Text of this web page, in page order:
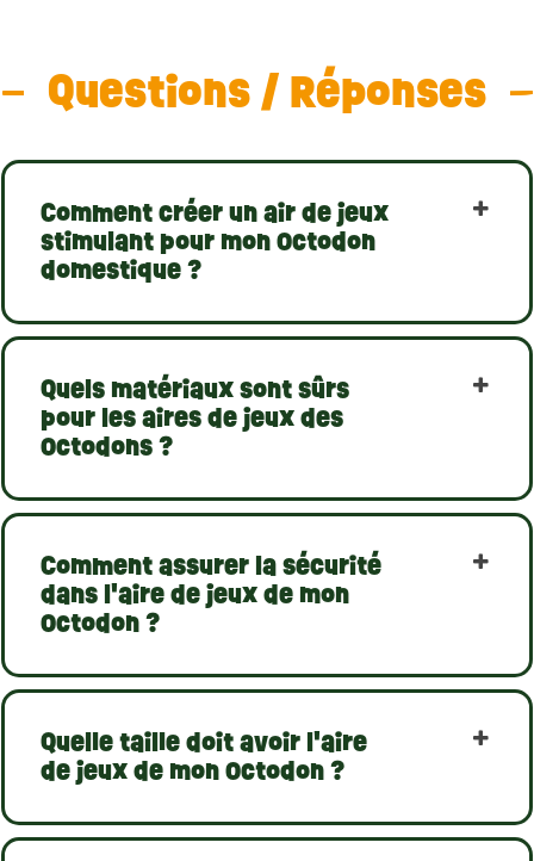
Questions / Réponses
Comment créer un air de jeux
stimulant pour mon Octodon
domestique ?
Quels matériaux sont sûrs
pour les aires de jeux des
Octodons ?
Comment assurer la sécurité
dans l'aire de jeux de mon
Octodon ?
Quelle taille doit avoir l'aire
de jeux de mon Octodon ?